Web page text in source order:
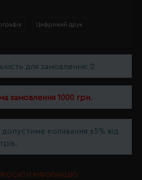
Цифровий друк
для замовлення: 2
замовлення 1000 грн.
коливання ±5% від
ІНФОРМАЦІЮ